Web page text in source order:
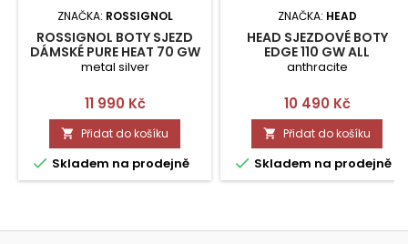
ZNAČKA: ROSSIGNOL
ROSSIGNOL BOTY SJEZD
DÁMSKÉ PURE HEAT 70 GW
255
metal silver
Cena
11 990 Kč
 Přidat do košíku
 Skladem na prodejně
ZNAČKA: HEAD
HEAD SJEZDOVÉ BOTY
EDGE 110 GW ALL
MOUNTAIN 27/27.5
anthracite
Cena
10 490 Kč
 Přidat do košíku
 Skladem na prodejně